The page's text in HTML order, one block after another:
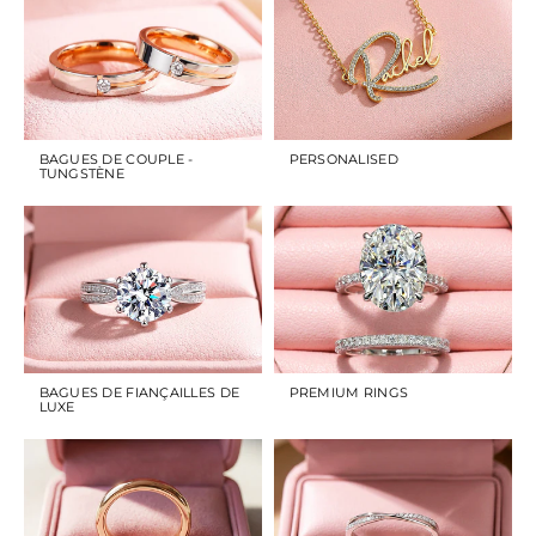
BAGUES DE COUPLE -
TUNGSTÈNE
PERSONALISED
BAGUES DE FIANÇAILLES DE
LUXE
PREMIUM RINGS